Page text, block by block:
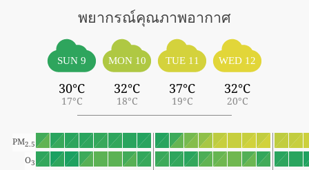
พยากรณ์คุณภาพอากาศ
SUN 9
30°C
17°C
MON 10
32°C
18°C
TUE 11
37°C
19°C
WED 12
32°C
20°C
PM2.5
O3